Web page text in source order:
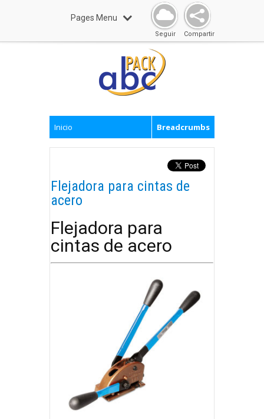
Pages Menu
Compartir
Seguir
Inicio Breadcrumbs
Flejadora para cintas de
acero
Flejadora para
cintas de acero